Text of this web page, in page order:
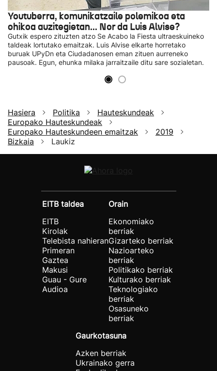
Youtuberra, komunikatzaile polemikoa eta
ohikoa auzitegietan... Nor da Luis Alvise?
Gutxik espero zituzten atzo Se Acabo la Fiesta ultraeskuineko
taldeak lortutako emaitzak. Luis Alvise elkarte horretako
buruak UPyDn eta Ciudadanosen eman zituen aurreneko
pausoak. Egun, ehunka milaka jarraitzaile ditu sare sozialetan.
Hasiera Politika
Hauteskundeak
Europako Hauteskundeak
Europako Hauteskundeen emaitzak
2019
Bizkaia
Laukiz
EITB taldea
EITB
Kirolak
Telebista nahieran
Primeran
Gaztea
Makusi
Guau - Gure
Audioa
Orain
Ekonomiako
berriak
Gizarteko berriak
Nazioarteko
berriak
Politikako berriak
Kulturako berriak
Teknologiako
berriak
Osasuneko
berriak
Gaurkotasuna
Azken berriak
Ukrainako gerra